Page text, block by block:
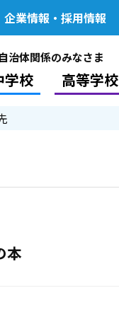
企業情報・採用情報
治体関係のみなさま
学校 高等学校
本